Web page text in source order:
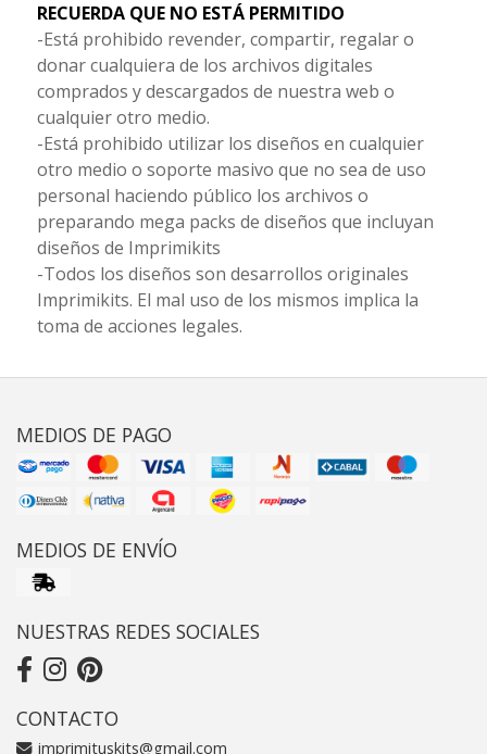
RECUERDA QUE NO ESTÁ PERMITIDO
-Está prohibido revender, compartir, regalar o
donar cualquiera de los archivos digitales
comprados y descargados de nuestra web o
cualquier otro medio.
-Está prohibido utilizar los diseños en cualquier
otro medio o soporte masivo que no sea de uso
personal haciendo público los archivos o
preparando mega packs de diseños que incluyan
diseños de Imprimikits
-Todos los diseños son desarrollos originales
Imprimikits. El mal uso de los mismos implica la
toma de acciones legales.
MEDIOS DE PAGO
MEDIOS DE ENVÍO
NUESTRAS REDES SOCIALES
CONTACTO
imprimituskits@gmail.com